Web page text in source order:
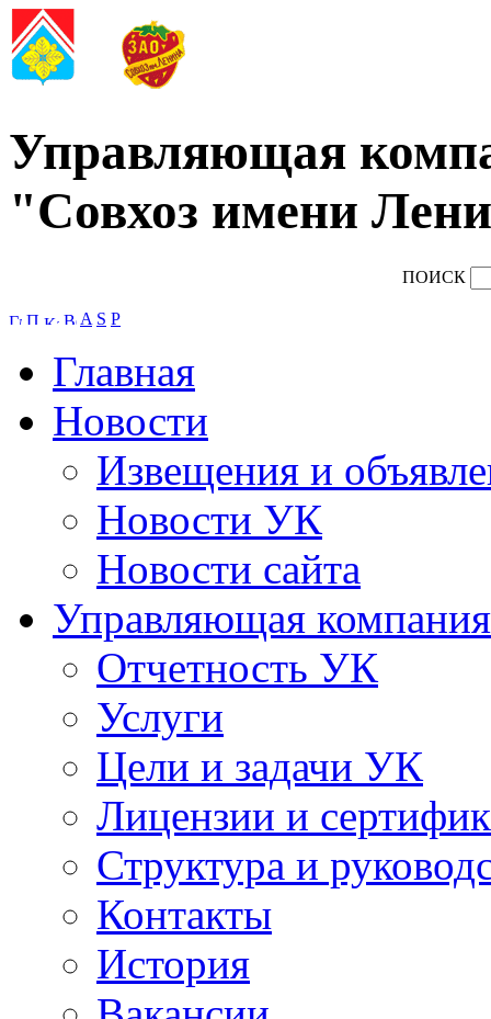
Управляющая
"Совхоз имени
ПОИСК
A S P
Главная
Новости
Извещения и
Новости УК
Новости сайта
Управляющая компания
Отчетность УК
Услуги
Цели и задачи УК
Лицензии и
Структура и
Контакты
История